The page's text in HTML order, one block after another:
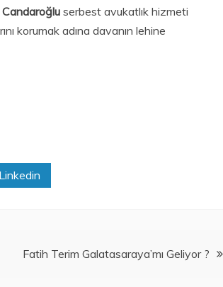
serbest avukatlık hizmeti
korumak adına davanın lehine
Linkedin
Fatih Terim Galatasaraya’mı Geliyor ?